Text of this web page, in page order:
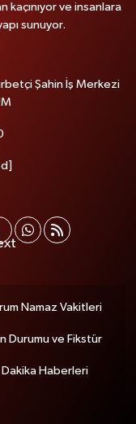
ve insanlara
sunuyor.
Şahin İş Merkezi
Namaz Vakitleri
Durumu ve Fikstür
Dakika Haberleri